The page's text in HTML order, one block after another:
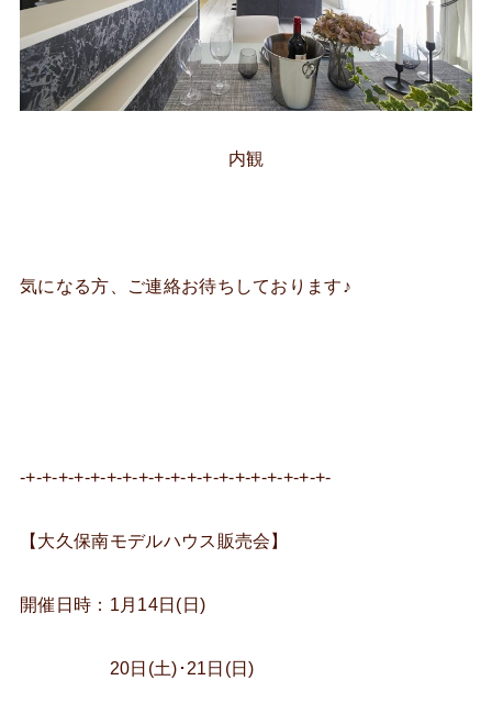
内観
気になる方、ご連絡お待ちしております♪
-+-+-+-+-+-+-+-+-+-+-+-+-+-+-+-+-+-+-+-
【大久保南モデルハウス販売会】
開催日時：1月14日(日)
20日(土)･21日(日)